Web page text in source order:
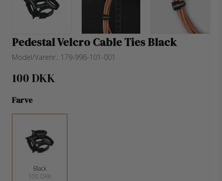
Pedestal Velcro Cable Ties Black
Model/Varenr.: 179-996-101-001
100 DKK
Farve
Black
100 DKK